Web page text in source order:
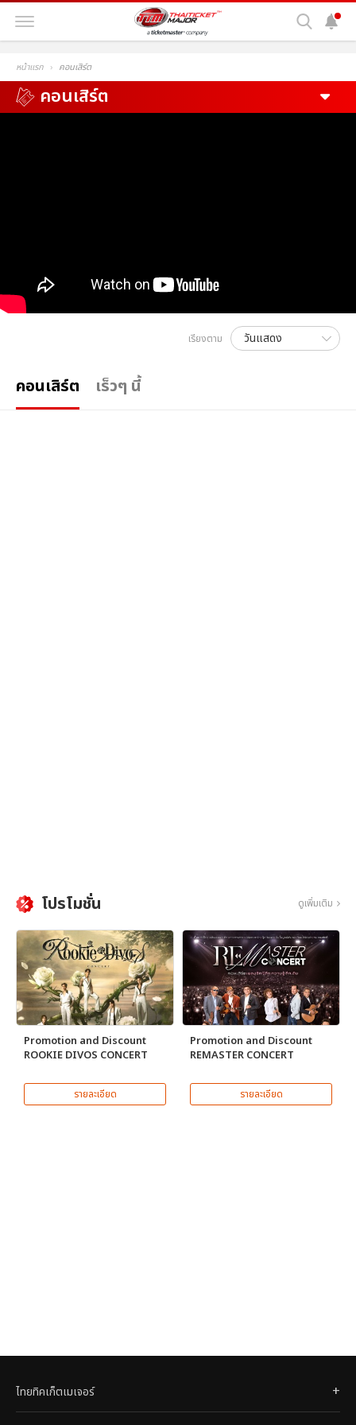
หน้าแรก คอนเสิร์ต
คอนเสิร์ต
เรียงตาม
คอนเสิร์ต เร็วๆ นี้
โปรโมชั่น ดูเพิ่มเติม
Promotion and Discount
ROOKIE DIVOS CONCERT
รายละเอียด
Promotion and Discount
REMASTER CONCERT
รายละเอียด
ไทยทิคเก็ตเมเจอร์